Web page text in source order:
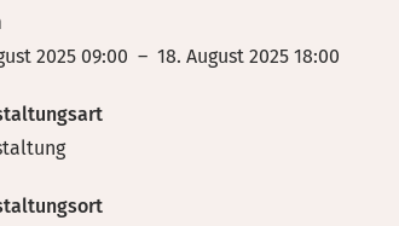
2025 09:00 – 18. August 2025 18:00